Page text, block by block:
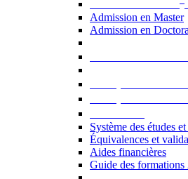
Admission en Master
Admission en
Système des études
Équivalences et
Aides financières
Guide des formations